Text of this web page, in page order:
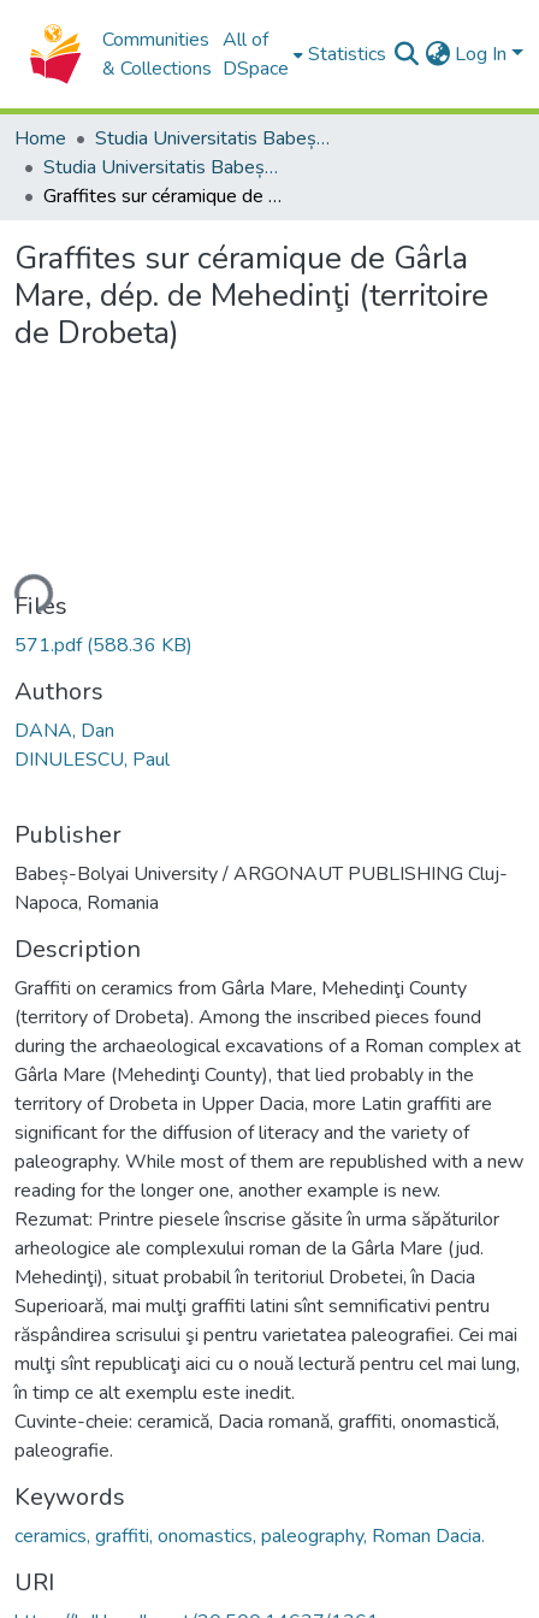
Communities
& Collections
All of
DSpace
Statistics Log In
Home
Studia Universitatis Babeș-Bolyai Collection
Studia Universitatis Babeș-Bolyai Historia
Graffites sur céramique de Gârla Mare, dép. de Mehedinţi (territoire de Drobeta)
Graffites sur céramique de Gârla
Mare, dép. de Mehedinţi (territoire
de Drobeta)
Files
571.pdf(588.36 KB)
Authors
DANA, Dan
DINULESCU, Paul
Publisher
Babeș-Bolyai University / ARGONAUT PUBLISHING Cluj-
Napoca, Romania
Description
Graffiti on ceramics from Gârla Mare, Mehedinţi County
(territory of Drobeta). Among the inscribed pieces found
during the archaeological excavations of a Roman complex at
Gârla Mare (Mehedinţi County), that lied probably in the
territory of Drobeta in Upper Dacia, more Latin graffiti are
significant for the diffusion of literacy and the variety of
paleography. While most of them are republished with a new
reading for the longer one, another example is new.
Rezumat: Printre piesele înscrise găsite în urma săpăturilor
arheologice ale complexului roman de la Gârla Mare (jud.
Mehedinţi), situat probabil în teritoriul Drobetei, în Dacia
Superioară, mai mulţi graffiti latini sînt semnificativi pentru
răspândirea scrisului şi pentru varietatea paleografiei. Cei mai
mulţi sînt republicaţi aici cu o nouă lectură pentru cel mai lung,
în timp ce alt exemplu este inedit.
Cuvinte-cheie: ceramică, Dacia romană, graffiti, onomastică,
paleografie.
Keywords
ceramics, graffiti, onomastics, paleography, Roman Dacia.
URI